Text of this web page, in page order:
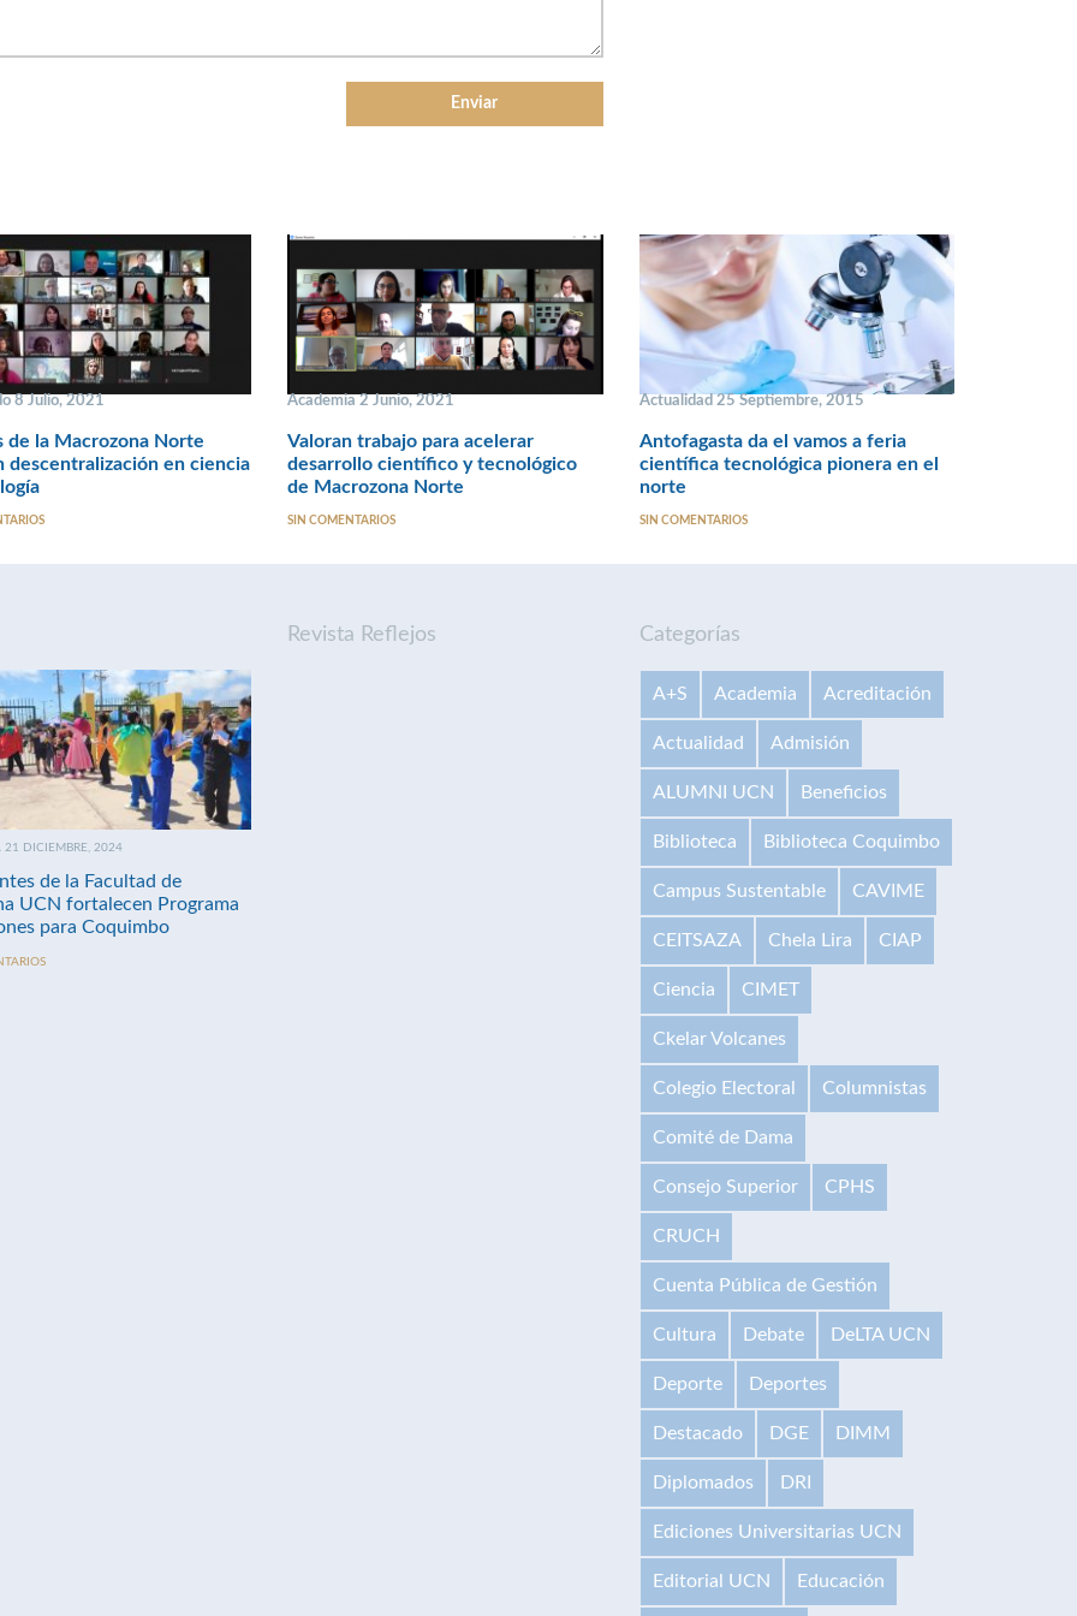
8 Julio, 2021
de la Macrozona Norte
descentralización en ciencia
Academia 2 Junio, 2021
Valoran trabajo para acelerar
desarrollo científico y tecnológico
de Macrozona Norte
SIN COMENTARIOS
Actualidad 25 Septiembre, 2015
Antofagasta da el vamos a feria
científica tecnológica pionera en el
norte
SIN COMENTARIOS
21 DICIEMBRE, 2024
de la Facultad de
UCN fortalecen Programa
para Coquimbo
Revista Reflejos Categorías
A+S Academia Acreditación
Actualidad Admisión
ALUMNI UCN Beneficios
Biblioteca Biblioteca Coquimbo
Campus Sustentable CAVIME
CEITSAZA Chela Lira CIAP
Ciencia CIMET
Ckelar Volcanes
Colegio Electoral Columnistas
Comité de Dama
Consejo Superior CPHS
CRUCH
Cuenta Pública de Gestión
Cultura Debate DeLTA UCN
Deporte Deportes
Destacado DGE DIMM
Diplomados DRI
Ediciones Universitarias UCN
Editorial UCN Educación